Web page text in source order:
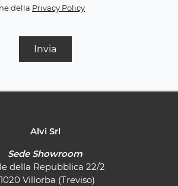
della Privacy Policy
Invia
Alvi Srl
Sede Showroom
della Repubblica 22/2
Villorba (Treviso)